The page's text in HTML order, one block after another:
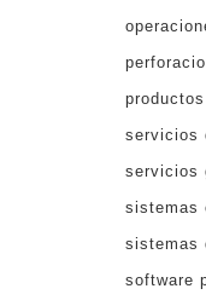
servicios
servicios
sistemas
sistemas
software